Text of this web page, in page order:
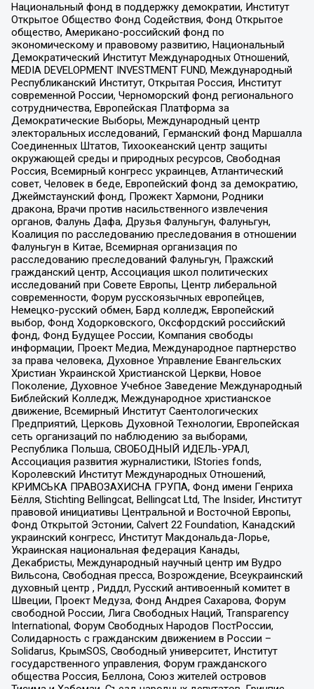
Национальный фонд в поддержку демократии, Институт
Открытое Общество Фонд Содействия, Фонд Открытое
общество, Американо-российский фонд по
экономическому и правовому развитию, Национальный
Демократический Институт Международных Отношений,
MEDIA DEVELOPMENT INVESTMENT FUND, Международный
Республиканский Институт, Открытая Россия, Институт
современной России, Черноморский фонд регионального
сотрудничества, Европейская Платформа за
Демократические Выборы, Международный центр
электоральных исследований, Германский фонд Маршалла
Соединенных Штатов, Тихоокеанский центр защиты
окружающей среды и природных ресурсов, Свободная
Россия, Всемирный конгресс украинцев, Атлантический
совет, Человек в беде, Европейский фонд за демократию,
Джеймстаунский фонд, Прожект Хармони, Родники
дракона, Врачи против насильственного извлечения
органов, Фалунь Дафа, Друзья Фалуньгун, Фалуньгун,
Коалиция по расследованию преследования в отношении
Фалуньгун в Китае, Всемирная организация по
расследованию преследований Фалуньгун, Пражский
гражданский центр, Ассоциация школ политических
исследований при Совете Европы, Центр либеральной
современности, Форум русскоязычных европейцев,
Немецко-русский обмен, Бард колледж, Европейский
выбор, Фонд Ходорковского, Оксфордский российский
фонд, Фонд Будущее России, Компания свободы
информации, Проект Медиа, Международное партнерство
за права человека, Духовное Управление Евангельских
Христиан Украинской Христианской Церкви, Новое
Поколение, Духовное Учебное Заведение Международный
Библейский Колледж, Международное христианское
движение, Всемирный Институт Саентологических
Предприятий, Церковь Духовной Технологии, Европейская
сеть организаций по наблюдению за выборами,
Республика Польша, СВОБОДНЫЙ ИДЕЛЬ-УРАЛ,
Ассоциация развития журналистики, IStories fonds,
Королевский Институт Международных Отношений,
КРИМСЬКА ПРАВОЗАХИСНА ГРУПА, Фонд имени Генриха
Бёлля, Stichting Bellingcat, Bellingcat Ltd, The Insider, Институт
правовой инициативы Центральной и Восточной Европы,
Фонд Открытой Эстонии, Calvert 22 Foundation, Канадский
украинский конгресс, Институт Макдональда-Лорье,
Украинская национальная федерация Канады,
Декабристы, Международный научный центр им Вудро
Вильсона, Свободная пресса, Возрождение, Всеукраинский
духовный центр , Риддл, Русский антивоенный комитет в
Швеции, Проект Медуза, Фонд Андрея Сахарова, Форум
свободной России, Лига Свободных Наций, Transparеncy
International, Форум Свободных Народов ПостРоссии,
Солидарность с гражданским движением в России –
Solidarus, КрымSOS, Свободный университет, Институт
государственного управления, Форум гражданского
общества Россия, Беллона, Союз жителей островов